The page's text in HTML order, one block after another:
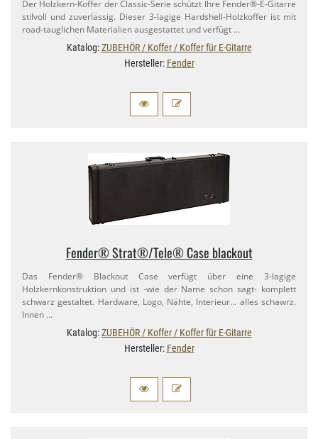
Der Holzkern-​Koffer der Classic-​Serie schützt Ihre Fender®-​E-Gitarre
stilvoll und zuverlässig. Dieser 3-​lagige Hardshell-​Holzkoffer ist mit
road-​tauglichen Materialien ausgestattet und verfügt …
Katalog:ZUBEHÖR / Koffer / Koffer für E-Gitarre
Hersteller: Fender
Fender® Strat®/​Tele® Case blackout
Das Fender® Blackout Case verfügt über eine 3-​lagige
Holzkernkonstruktion und ist -wie der Name schon sagt- komplett
schwarz gestaltet. Hardware, Logo, Nähte, Interieur.​.. alles schawrz.
Innen …
Katalog:ZUBEHÖR / Koffer / Koffer für E-Gitarre
Hersteller: Fender